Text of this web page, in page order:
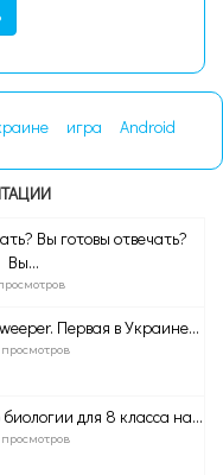
игра
Android
Вы готовы отвечать?
Вы...
Первая в Украине...
для 8 класса на...
просмотров